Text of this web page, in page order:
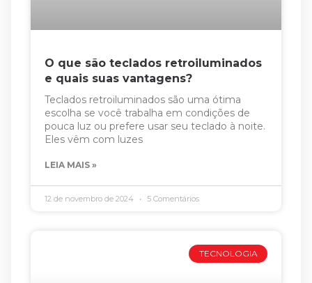
O que são teclados retroiluminados
e quais suas vantagens?
Teclados retroiluminados são uma ótima
escolha se você trabalha em condições de
pouca luz ou prefere usar seu teclado à noite.
Eles vêm com luzes
LEIA MAIS »
12 de novembro de 2024 5 Comentários
TECNOLOGIA